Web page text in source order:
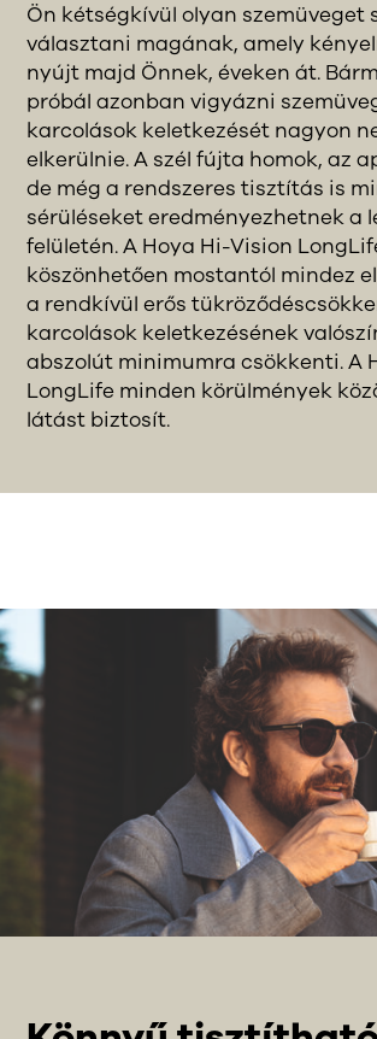
Ön kétségkívül olyan szemüveget
választani magának, amely
nyújt majd Önnek, éveken át.
próbál azonban vigyázni
karcolások keletkezését nagyon
elkerülnie. A szél fújta homok, az
de még a rendszeres tisztítás is
sérüléseket eredményezhetnek a
felületén. A Hoya Hi-Vision
köszönhetően mostantól mindez
a rendkívül erős
karcolások keletkezésének
abszolút minimumra csökkenti. A
LongLife minden körülmények
látást biztosít.